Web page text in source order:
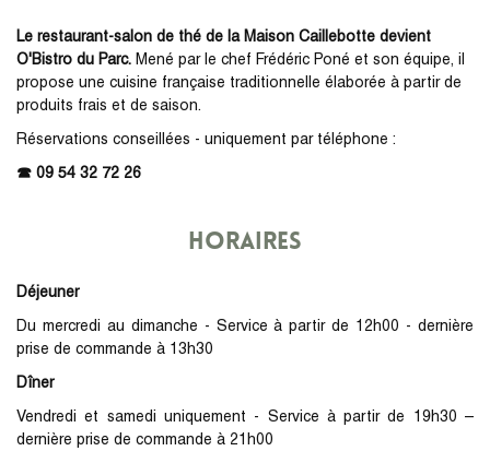
Le restaurant-salon de thé de la Maison Caillebotte devient
O'Bistro du Parc. Mené par le chef Frédéric Poné et son équipe, il
propose une cuisine française traditionnelle élaborée à partir de
produits frais et de saison.
Réservations conseillées - uniquement par téléphone :
☎︎ 09 54 32 72 26
Horaires
Déjeuner
Du mercredi au dimanche - Service à partir de 12h00 - dernière
prise de commande à 13h30
Dîner
Vendredi et samedi uniquement - Service à partir de 19h30 –
dernière prise de commande à 21h00